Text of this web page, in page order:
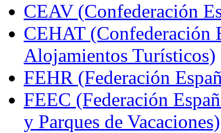
CEAV (Confederación
CEHAT (Confederación
Alojamientos Turísticos)
FEHR (Federación
FEEC (Federación
y Parques de Vacaciones)